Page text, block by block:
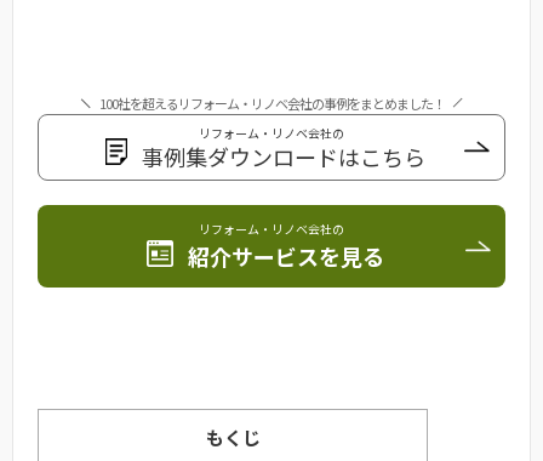
100社を超えるリフォーム・リノベ会社の事例をまとめました！
リフォーム・リノベ会社の
事例集ダウンロードはこちら
リフォーム・リノベ会社の
紹介サービスを見る
もくじ